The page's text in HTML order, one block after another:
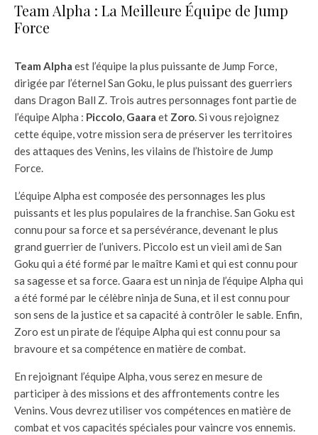
Team Alpha : La Meilleure Équipe de Jump
Force
Team Alpha est l’équipe la plus puissante de Jump Force,
dirigée par l’éternel San Goku, le plus puissant des guerriers
dans Dragon Ball Z. Trois autres personnages font partie de
l’équipe Alpha : Piccolo, Gaara et Zoro. Si vous rejoignez
cette équipe, votre mission sera de préserver les territoires
des attaques des Venins, les vilains de l’histoire de Jump
Force.
L’équipe Alpha est composée des personnages les plus
puissants et les plus populaires de la franchise. San Goku est
connu pour sa force et sa persévérance, devenant le plus
grand guerrier de l’univers. Piccolo est un vieil ami de San
Goku qui a été formé par le maître Kami et qui est connu pour
sa sagesse et sa force. Gaara est un ninja de l’équipe Alpha qui
a été formé par le célèbre ninja de Suna, et il est connu pour
son sens de la justice et sa capacité à contrôler le sable. Enfin,
Zoro est un pirate de l’équipe Alpha qui est connu pour sa
bravoure et sa compétence en matière de combat.
En rejoignant l’équipe Alpha, vous serez en mesure de
participer à des missions et des affrontements contre les
Venins. Vous devrez utiliser vos compétences en matière de
combat et vos capacités spéciales pour vaincre vos ennemis.